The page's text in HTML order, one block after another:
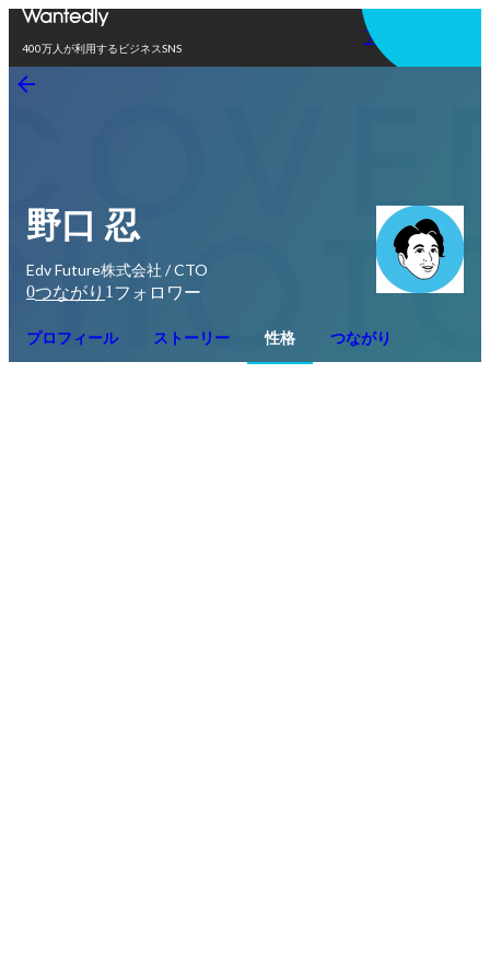
400万人が利用するビジネスSNS
アプリを使う
野口 忍
Edv Future株式会社 / CTO
0つながり 1 フォロワー
プロフィール ストーリー 性格 つながり